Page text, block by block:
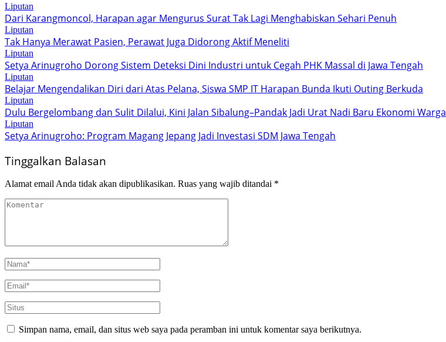
Liputan
Dari Karangmoncol, Harapan agar Mengurus Surat Tak Lagi Menghabiskan Sehari Penuh
Liputan
Tak Hanya Merawat Pasien, Perawat Juga Didorong Aktif Meneliti
Liputan
Setya Arinugroho Dorong Sistem Deteksi Dini Industri untuk Cegah PHK Massal di Jawa Tengah
Liputan
Belajar Mengendalikan Diri dari Atas Pelana, Siswa SMP IT Harapan Bunda Ikuti Outing Berkuda
Liputan
Dulu Bergelombang dan Sulit Dilalui, Kini Jalan Sibalung–Pandak Jadi Urat Nadi Baru Ekonomi Warga
Liputan
Setya Arinugroho: Program Magang Jepang Jadi Investasi SDM Jawa Tengah
Tinggalkan Balasan
Alamat email Anda tidak akan dipublikasikan. Ruas yang wajib ditandai *
Simpan nama, email, dan situs web saya pada peramban ini untuk komentar saya berikutnya.